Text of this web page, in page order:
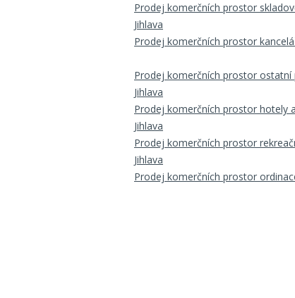
Prodej komerčních prostor
Jihlava
Prodej komerčních prostor
Prodej komerčních prostor
Jihlava
Prodej komerčních prostor hotely
Jihlava
Prodej komerčních prostor
Jihlava
Prodej komerčních prostor